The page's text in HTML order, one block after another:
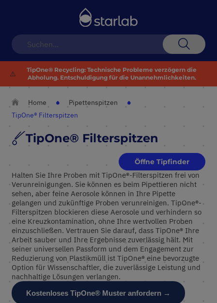
⚠️
TipOne® Recycling: Technische Probleme verzögern die
Abholung. Entschuldigung für die Unannehmlichkeiten.
Home
Pipettenspitzen
TipOne® Filterspitzen
TipOne® Filterspitzen
Öffne Tipfinder
Halten Sie Ihre Proben mit TipOne®-Filterspitzen frei von
Verunreinigungen. Sie können es beim Pipettieren nicht
sehen, aber feine Aerosole können in Ihre Pipette
gelangen und zukünftige Proben verunreinigen. TipOne®-
Filterspitzen blockieren diese Aerosole und verhindern so
eine Kreuzkontamination, ohne Ihre wertvollen Proben
einzuschließen. Vertrauen Sie darauf, dass TipOne® Ihre
Arbeit sauber und Ihre Ergebnisse zuverlässig hält. Mit
seiner universellen Passform und dem Engagement zur
Reduzierung von Plastikmüll ist TipOne® eine bevorzugte
Option für Wissenschaftler, die zuverlässige Leistung und
nachhaltige Lösungen verlangen.
Kostenloses TipOne® Muster anfordern →